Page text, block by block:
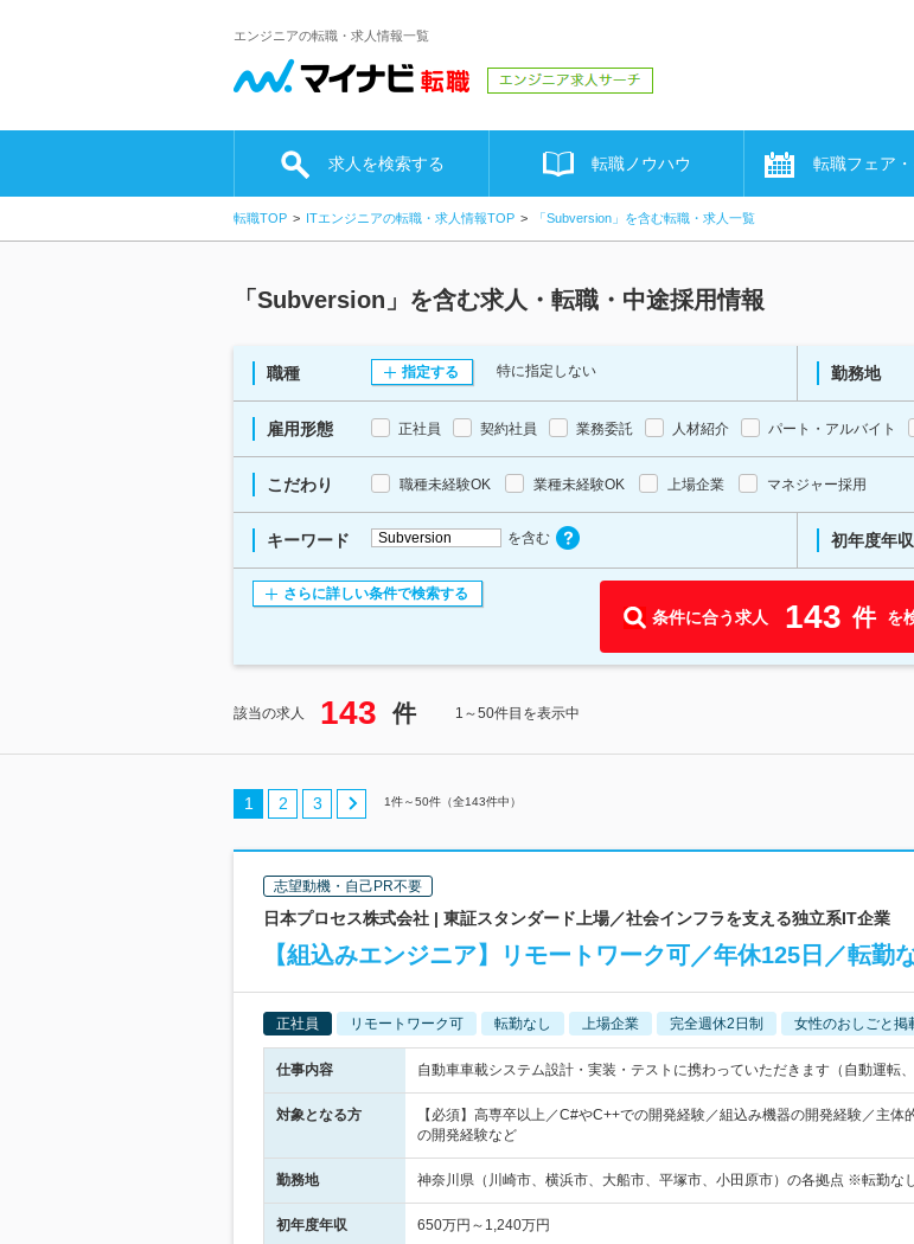
エンジニアの転職・求人情報一覧
求人を検索する 転職ノウハウ 転職フェア
転職TOP ITエンジニアの転職・求人情報TOP 「Subversion」を含む転職・求人一覧
「Subversion」を含む求人・転職・中途採用情報
職種 指定する 特に指定しない 勤務地
雇用形態 正社員 契約社員 業務委託 人材紹介 パート・アルバイト
こだわり 職種未経験OK 業種未経験OK 上場企業 マネジャー採用
キーワード を含む 初年度年収
さらに詳しい条件で検索する
条件に合う求人 143 件 を
該当の求人 143 件 1～50件目を表示中
1 2 3 1件～50件（全143件中）
志望動機・自己PR不要
日本プロセス株式会社 | 東証スタンダード上場／社会インフラを支える独立系IT企業
【組込みエンジニア】リモートワーク可／年休125日／転勤
正社員 リモートワーク可 転勤なし 上場企業 完全週休2日制 女性のおしごと掲
仕事内容 自動車車載システム設計・実装・テストに携わっていただきます（自動運転
対象となる方
【必須】高専卒以上／C#やC++での開発経験／組込み機器の開発経験／主
の開発経験など
勤務地 神奈川県（川崎市、横浜市、大船市、平塚市、小田原市）の各拠点 ※転勤
初年度年収 650万円～1,240万円